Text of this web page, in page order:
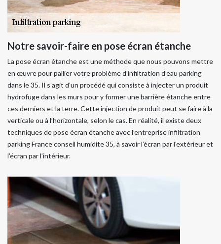
Notre savoir-faire en pose écran étanche
La pose écran étanche est une méthode que nous pouvons mettre
en œuvre pour pallier votre problème d’infiltration d’eau parking
dans le 35. Il s’agit d’un procédé qui consiste à injecter un produit
hydrofuge dans les murs pour y former une barrière étanche entre
ces derniers et la terre. Cette injection de produit peut se faire à la
verticale ou à l’horizontale, selon le cas. En réalité, il existe deux
techniques de pose écran étanche avec l’entreprise infiltration
parking France conseil humidite 35, à savoir l’écran par l’extérieur et
l’écran par l’intérieur.